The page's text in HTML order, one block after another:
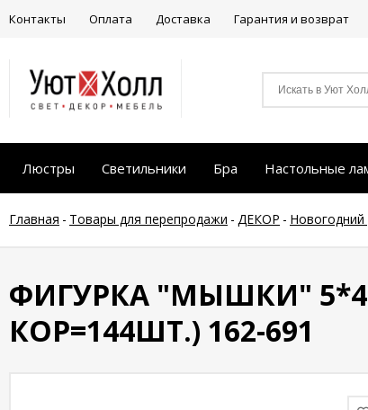
Контакты Оплата Доставка Гарантия и возврат
Люстры Светильники Бра Настольные
Главная - Товары для перепродажи - ДЕКОР - Новогодний
ФИГУРКА "МЫШКИ"
КОР=144ШТ.) 162-691